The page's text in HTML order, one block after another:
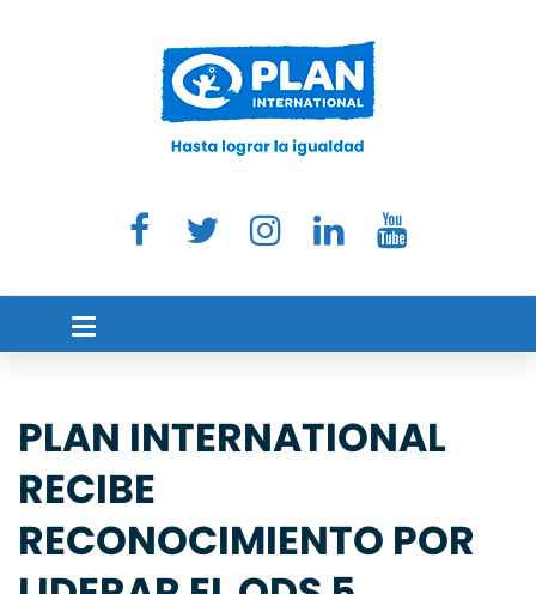
PLAN INTERNATIONAL
RECIBE
RECONOCIMIENTO POR